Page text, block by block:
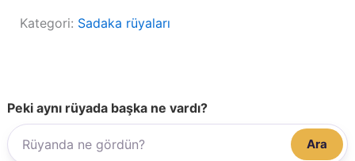
Kategori: Sadaka rüyaları
Peki aynı rüyada başka ne vardı?
Ara